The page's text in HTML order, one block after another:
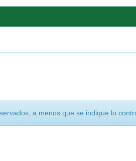
a menos que se indique lo